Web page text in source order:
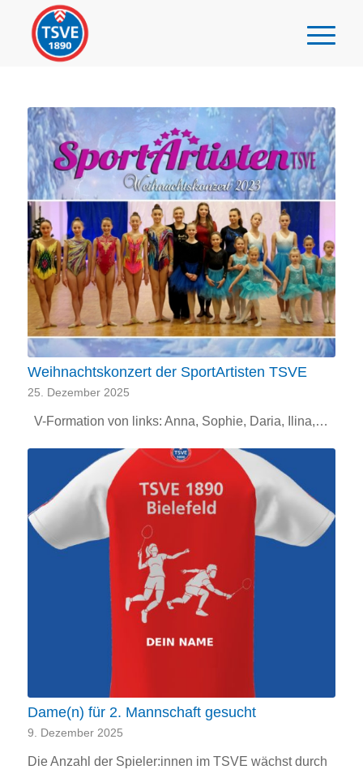
Weihnachtskonzert der SportArtisten TSVE
25. Dezember 2025
V-Formation von links: Anna, Sophie, Daria, Ilina,…
Dame(n) für 2. Mannschaft gesucht
9. Dezember 2025
Die Anzahl der Spieler:innen im TSVE wächst durch